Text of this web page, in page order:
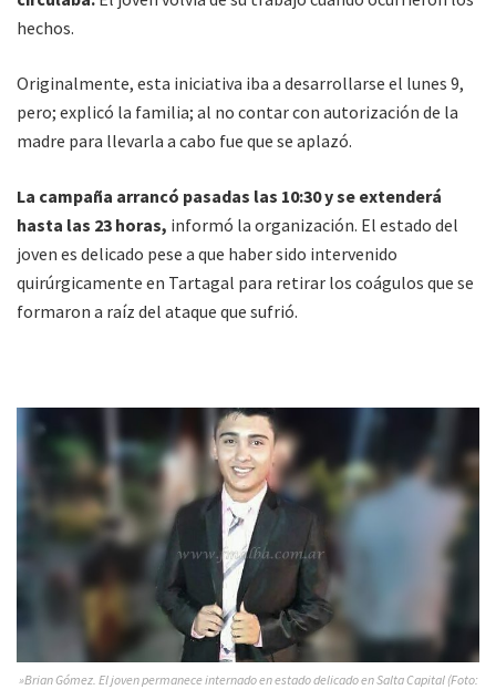
hechos.
Originalmente, esta iniciativa iba a desarrollarse el lunes 9,
pero; explicó la familia; al no contar con autorización de la
madre para llevarla a cabo fue que se aplazó.
La campaña arrancó pasadas las 10:30 y se extenderá
hasta las 23 horas, informó la organización. El estado del
joven es delicado pese a que haber sido intervenido
quirúrgicamente en Tartagal para retirar los coágulos que se
formaron a raíz del ataque que sufrió.
»Brian Gómez. El joven permanece internado en estado delicado en Salta Capital (Foto: